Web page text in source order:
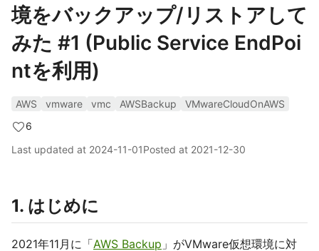
境をバックアップ/リストアして
みた #1 (Public Service EndPoi
ntを利用)
AWS vmware vmc AWSBackup
VMwareCloudOnAWS
6
Last updated at 2024-11-01Posted at 2021-12-30
1. はじめに
2021年11月に「AWS Backup 」がVMware仮想環境に対